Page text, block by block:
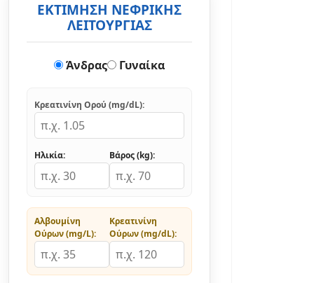
ΕΚΤΙΜΗΣΗ ΝΕΦΡΙΚΗΣ
ΛΕΙΤΟΥΡΓΙΑΣ
Άνδρας Γυναίκα
Κρεατινίνη Ορού (mg/dL):
Ηλικία: Βάρος (kg):
Αλβουμίνη
Ούρων (mg/L):
Κρεατινίνη
Ούρων (mg/dL):